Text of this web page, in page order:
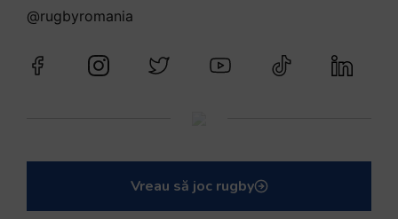
@rugbyromania
Vreau să joc rugby